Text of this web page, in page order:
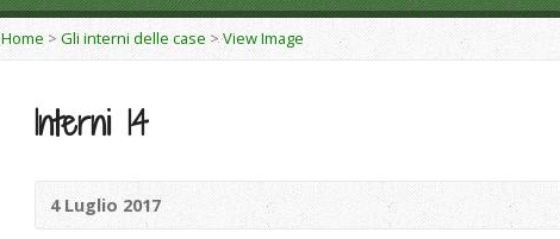
Home > Gli interni delle case>View Image
Interni 14
4 Luglio 2017